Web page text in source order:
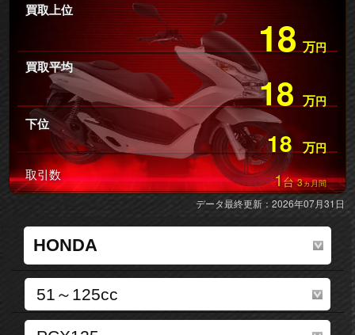
買取上位
18 万円
買取平均
18 万円
下位
18 万円
取引数 1台3ヵ月間
データ最終更新：2026年07月31日